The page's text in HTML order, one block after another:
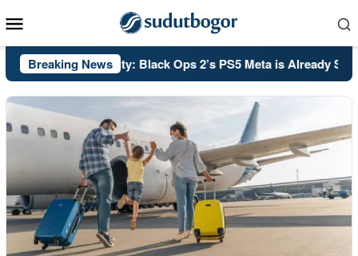
to
Menu
Breaking News
PSA: Call of Duty: Black Ops 2’s PS5 Meta is Already Set in